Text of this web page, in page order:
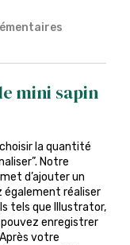
mini sapin
la quantité
Notre
d’ajouter un
également réaliser
tels que Illustrator,
enregistrer
votre